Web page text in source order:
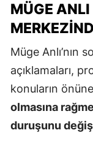
MÜGE
Müge Anlı’nın
açıklamaları,
konuların
olmasına
duruşunu